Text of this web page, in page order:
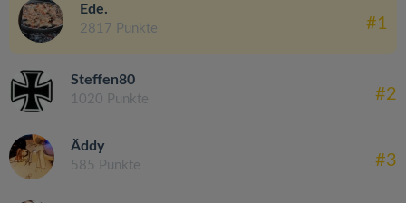
Ede.
2817 Punkte #1
Steffen80
1020 Punkte #2
Äddy
585 Punkte #3